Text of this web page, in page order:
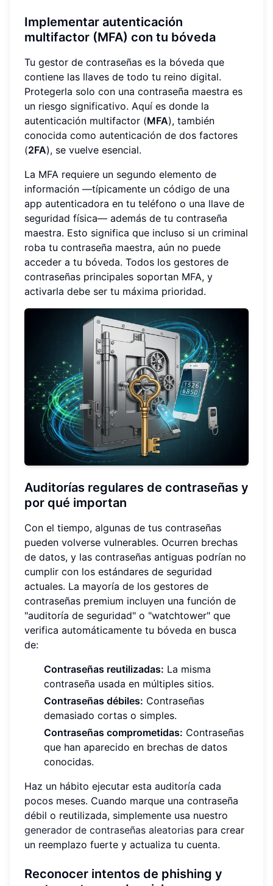
Implementar autenticación
multifactor (MFA) con tu bóveda
Tu gestor de contraseñas es la bóveda que
contiene las llaves de todo tu reino digital.
Protegerla solo con una contraseña maestra es
un riesgo significativo. Aquí es donde la
autenticación multifactor (MFA), también
conocida como autenticación de dos factores
(2FA), se vuelve esencial.
La MFA requiere un segundo elemento de
información —típicamente un código de una
app autenticadora en tu teléfono o una llave de
seguridad física— además de tu contraseña
maestra. Esto significa que incluso si un criminal
roba tu contraseña maestra, aún no puede
acceder a tu bóveda. Todos los gestores de
contraseñas principales soportan MFA, y
activarla debe ser tu máxima prioridad.
Auditorías regulares de contraseñas y
por qué importan
Con el tiempo, algunas de tus contraseñas
pueden volverse vulnerables. Ocurren brechas
de datos, y las contraseñas antiguas podrían no
cumplir con los estándares de seguridad
actuales. La mayoría de los gestores de
contraseñas premium incluyen una función de
"auditoría de seguridad" o "watchtower" que
verifica automáticamente tu bóveda en busca
de:
Contraseñas reutilizadas: La misma
contraseña usada en múltiples sitios.
Contraseñas débiles: Contraseñas
demasiado cortas o simples.
Contraseñas comprometidas: Contraseñas
que han aparecido en brechas de datos
conocidas.
Haz un hábito ejecutar esta auditoría cada
pocos meses. Cuando marque una contraseña
débil o reutilizada, simplemente usa nuestro
generador de contraseñas aleatorias para crear
un reemplazo fuerte y actualiza tu cuenta.
Reconocer intentos de phishing y